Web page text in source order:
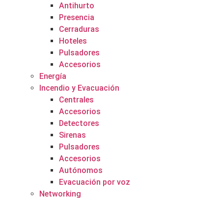
Antihurto
Presencia
Cerraduras
Hoteles
Pulsadores
Accesorios
Energía
Incendio y Evacuación
Centrales
Accesorios
Detectores
Sirenas
Pulsadores
Accesorios
Autónomos
Evacuación por voz
Networking